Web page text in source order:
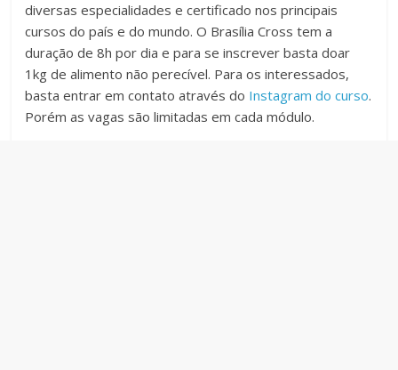
diversas especialidades e certificado nos principais
cursos do país e do mundo. O Brasília Cross tem a
duração de 8h por dia e para se inscrever basta doar
1kg de alimento não perecível. Para os interessados,
basta entrar em contato através do Instagram do curso.
Porém as vagas são limitadas em cada módulo.